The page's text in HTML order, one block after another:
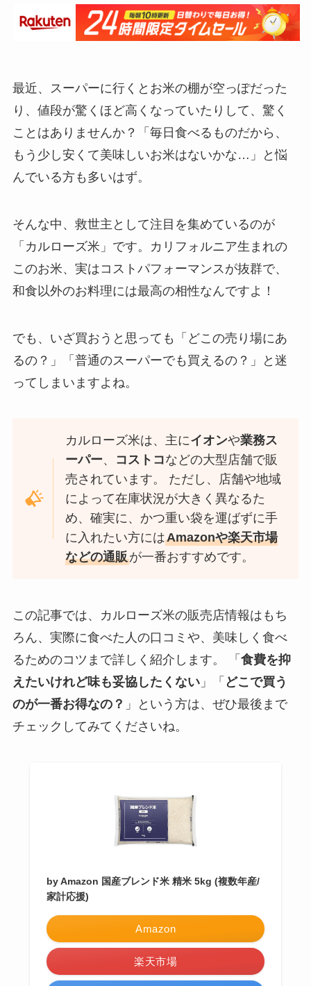
最近、スーパーに行くとお米の棚が空っぽだった
り、値段が驚くほど高くなっていたりして、驚く
ことはありませんか？「毎日食べるものだから、
もう少し安くて美味しいお米はないかな…」と悩
んでいる方も多いはず。
そんな中、救世主として注目を集めているのが
「カルローズ米」です。カリフォルニア生まれの
このお米、実はコストパフォーマンスが抜群で、
和食以外のお料理には最高の相性なんですよ！
でも、いざ買おうと思っても「どこの売り場にあ
るの？」「普通のスーパーでも買えるの？」と迷
ってしまいますよね。
カルローズ米は、主にイオンや業務ス
ーパー、 コストコなどの大型店舗で販
売されています。 ただし、店舗や地域
によって在庫状況が大きく異なるた
め、確実に、かつ重い袋を運ばずに手
に入れたい方にはAmazonや楽天市場
などの通販が一番おすすめです。
この記事では、カルローズ米の販売店情報はもち
ろん、実際に食べた人の口コミや、美味しく食べ
るためのコツまで詳しく紹介します。 「 食費を抑
えたいけれど味も妥協したくない」「 どこで買う
のが一番お得なの？ 」という方は、ぜひ最後まで
チェックしてみてくださいね。
by Amazon 国産ブレンド米 精米 5kg (複数年産/
家計応援)
Amazon
楽天市場